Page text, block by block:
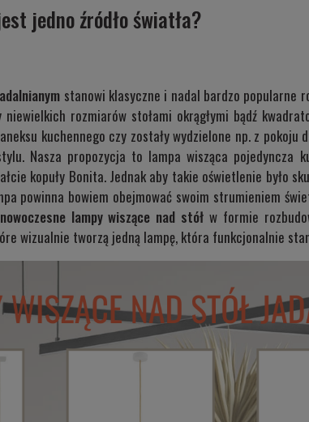
jedno źródło światła?
stanowi klasyczne i nadal bardzo popularne
niewielkich rozmiarów stołami okrągłymi bądź
kuchennego czy zostały wydzielone np. z
Nasza propozycja to lampa wisząca pojedyncza
kopuły Bonita. Jednak aby takie oświetlenie było
powinna bowiem obejmować swoim strumieniem
nowoczesne lampy wiszące nad stół w formie
wizualnie tworzą jedną lampę, która funkcjonalnie